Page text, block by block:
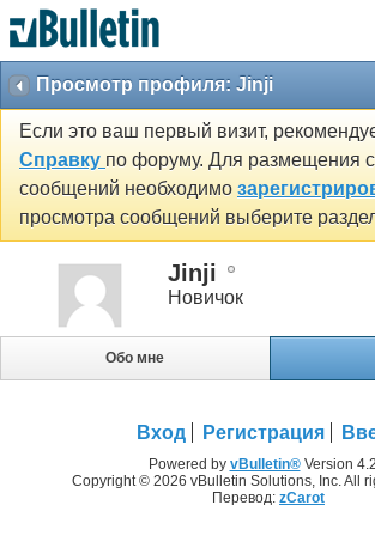
Просмотр профиля: Jinji
Если это ваш первый визит,
Справку по форуму. Для размещения
сообщений необходимо
просмотра сообщений выберите
Jinji
Новичок
Обо мне
Вход Регистрация
Powered by vBulletin®Version
Copyright © 2026 vBulletin Solutions, Inc. All
Перевод: zCarot